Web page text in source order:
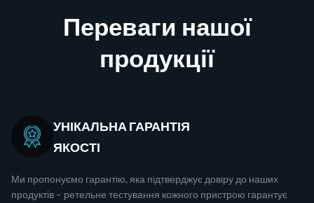
Переваги нашої
продукції
УНІКАЛЬНА ГАРАНТІЯ
ЯКОСТІ
Ми пропонуємо гарантію, яка підтверджує довіру до наших
продуктів – ретельне тестування кожного пристрою гарантує